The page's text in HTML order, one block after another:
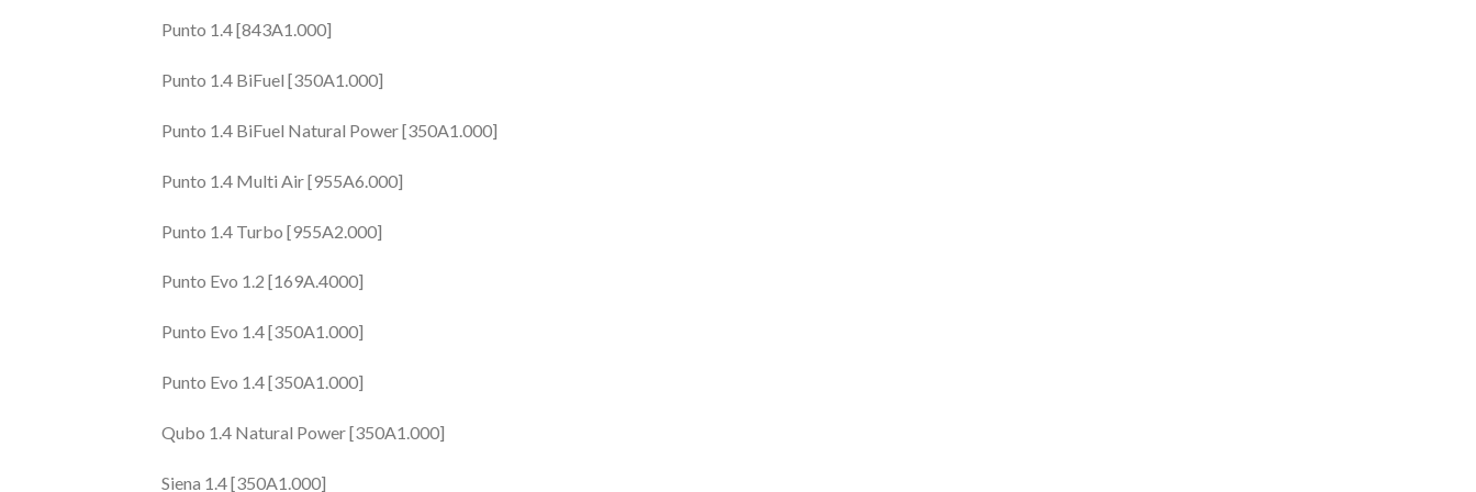
Punto 1.4 [843A1.000]
Punto 1.4 BiFuel [350A1.000]
Punto 1.4 BiFuel Natural Power [350A1.000]
Punto 1.4 Multi Air [955A6.000]
Punto 1.4 Turbo [955A2.000]
Punto Evo 1.2 [169A.4000]
Punto Evo 1.4 [350A1.000]
Punto Evo 1.4 [350A1.000]
Qubo 1.4 Natural Power [350A1.000]
Siena 1.4 [350A1.000]